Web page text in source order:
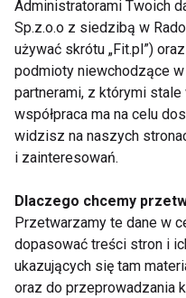
handlowej drogą
przez FIT.PL. Więcej
Administratorami Twoich
Sp.z.o.o z siedzibą w
używać skrótu „Fit.pl”)
podmioty niewchodzące
partnerami, z którymi stale
współpraca ma na celu
widzisz na naszych
i zainteresowań.
Dlaczego chcemy
Przetwarzamy te dane w
dopasować treści stron i
ukazujących się tam
oraz do przeprowadzania